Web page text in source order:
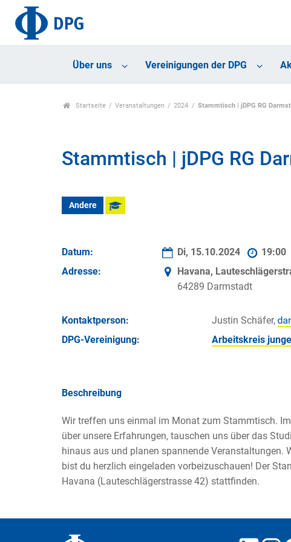
Über uns Vereinigungen der DPG
Startseite Veranstaltungen 2024 Stammtisch | jDPG RG
Stammtisch | jDPG RG
Andere
Datum: Di, 15.10.2024
Adresse:
Havana,
64289 Darmstadt
Kontakt­person:
Justin Schäfer,
DPG-Vereinigung:
Arbeitskreis
Beschreibung
Wir treffen uns einmal im Monat zum Stammtisch.
über unsere Erfahrungen, tauschen uns über das
hinaus aus und planen spannende Veranstaltungen.
bist du herzlich eingeladen vorbeizuschauen! Der
Havana (Lauteschlägerstrasse 42) stattfinden.